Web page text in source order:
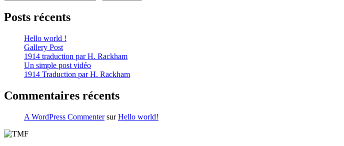
Posts récents
Hello world !
Gallery Post
1914 traduction par H. Rackham
Un simple post vidéo
1914 Traduction par H. Rackham
Commentaires récents
A WordPress CommentersurHello world!